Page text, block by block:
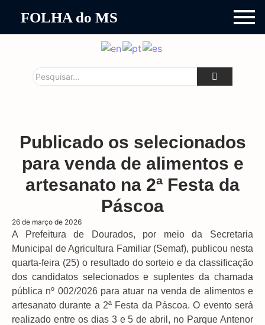
FOLHA do MS
Publicado os selecionados
para venda de alimentos e
artesanato na 2ª Festa da
Páscoa
26 de março de 2026
A Prefeitura de Dourados, por meio da Secretaria
Municipal de Agricultura Familiar (Semaf), publicou nesta
quarta-feira (25) o resultado do sorteio e da classificação
dos candidatos selecionados e suplentes da chamada
pública nº 002/2026 para atuar na venda de alimentos e
artesanato durante a 2ª Festa da Páscoa. O evento será
realizado entre os dias 3 e 5 de abril, no Parque Antenor